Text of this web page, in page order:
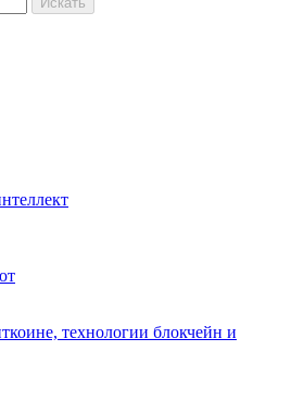
технологии блокчейн и